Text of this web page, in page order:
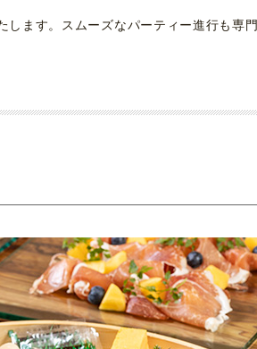
ます。スムーズなパーティー進行も専門